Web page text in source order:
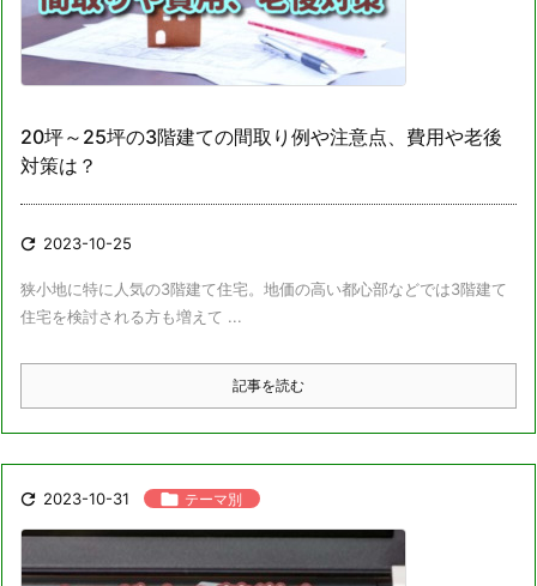
20坪～25坪の3階建ての間取り例や注意点、費用や老後
対策は？
 2023-10-25
狭小地に特に人気の3階建て住宅。地価の高い都心部などでは3階建て
住宅を検討される方も増えて ...
記事を読む
 2023-10-31  テーマ別